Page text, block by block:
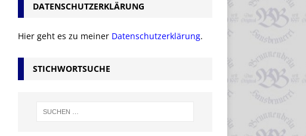
DATENSCHUTZERKLÄRUNG
Hier geht es zu meiner Datenschutzerklärung.
STICHWORTSUCHE